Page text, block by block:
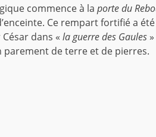
commence à la porte du
Ce rempart fortifié a
dans « la guerre des Gaules»
parement de terre et de pierres.